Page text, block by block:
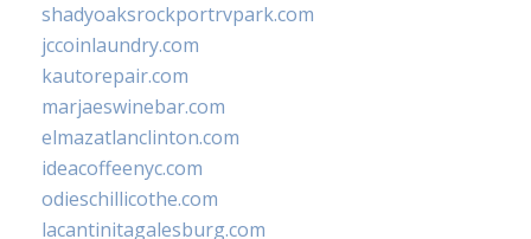
shadyoaksrockportrvpark.com
jccoinlaundry.com
kautorepair.com
marjaeswinebar.com
elmazatlanclinton.com
ideacoffeenyc.com
odieschillicothe.com
lacantinitagalesburg.com